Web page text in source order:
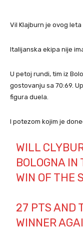
Vil Klajburn je ovog
Italijanska ekipa nije
U petoj rundi, tim iz
gostovanju sa 70:69.
figura duela.
I potezom kojim je
WILL
BOLOGNA
WIN OF THE
27 PTS AND
WINNER